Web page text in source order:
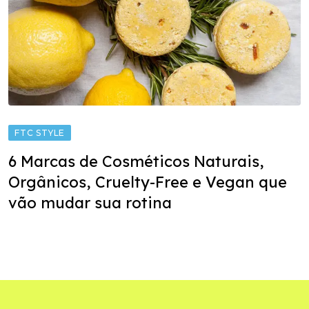
FTC STYLE
6 Marcas de Cosméticos Naturais,
Orgânicos, Cruelty-Free e Vegan que
vão mudar sua rotina